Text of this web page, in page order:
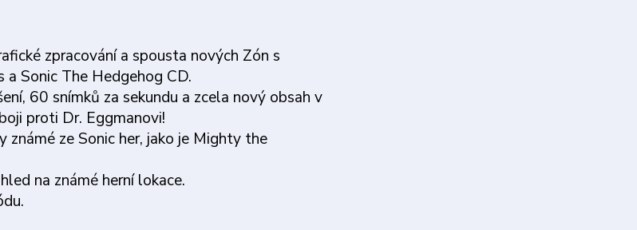
zpracování a spousta nových Zón s
a Sonic The Hedgehog CD.
60 snímků za sekundu a zcela nový obsah v
proti Dr. Eggmanovi!
ze Sonic her, jako je Mighty the
na známé herní lokace.